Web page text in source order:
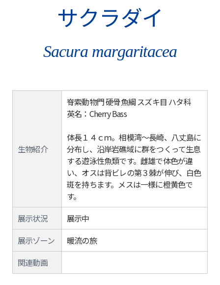
サクラダイ
Sacura margaritacea
生物紹介
脊索動物門 硬骨魚綱 スズキ目 ハタ科
英名：Cherry Bass
体長１４ｃｍ。相模湾～長崎、八丈島に
分布し、沿岸岩礁域に群をつくって生息
する遊泳性魚類です。雌雄で体色が違
い、オスは背ビレの第３棘が伸び、白色
斑を持ちます。メスは一様に橙黄色で
す。
展示状況
展示中
展示ゾーン
暖流の旅
関連動画